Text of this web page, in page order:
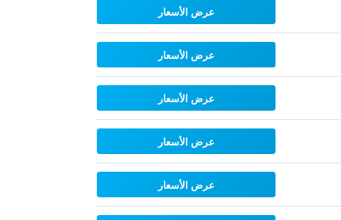
عرض الأسعار
عرض الأسعار
عرض الأسعار
عرض الأسعار
عرض الأسعار